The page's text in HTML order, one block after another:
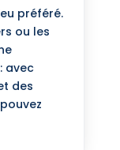
préféré.
ou les
avec
des